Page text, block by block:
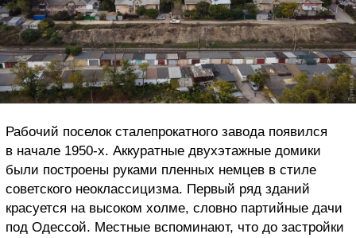
Рабочий поселок сталепрокатного завода появился
в начале 1950-х. Аккуратные двухэтажные домики
были построены руками пленных немцев в стиле
советского неоклассицизма. Первый ряд зданий
красуется на высоком холме, словно партийные дачи
под Одессой. Местные вспоминают, что до застройки